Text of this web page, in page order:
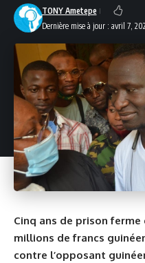
Dernière mise à jour : avril 7,
TONY Ametepe
Cinq ans de prison ferme
millions de francs
contre l’opposant